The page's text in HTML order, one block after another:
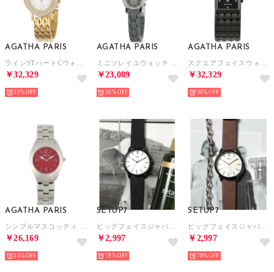
AGATHA PARIS
￥32,329
30%
AGATHA PARIS
￥23,089
30%
AGATHA PARIS
￥32,329
30%
AGATHA PARIS
￥26,169
30%
SETUP7
￥2,997
79%
SETUP7
￥2,997
79%